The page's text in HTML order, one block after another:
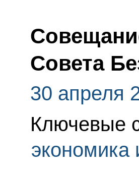
Совета
30 апреля
Ключевые